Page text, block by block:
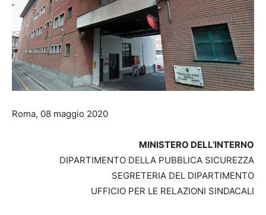
Roma, 08 maggio 2020
MINISTERO DELL’INTERNO
DIPARTIMENTO DELLA PUBBLICA SICUREZZA
SEGRETERIA DEL DIPARTIMENTO
UFFICIO PER LE RELAZIONI SINDACALI